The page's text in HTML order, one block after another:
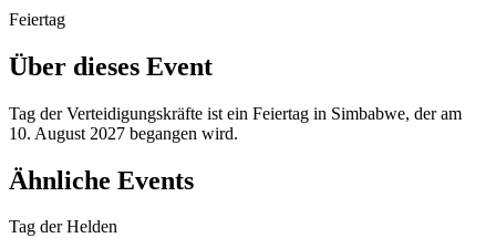
Feiertag
Über dieses Event
Tag der Verteidigungskräfte ist ein Feiertag in Simbabwe, der am
10. August 2027 begangen wird.
Ähnliche Events
Tag der Helden